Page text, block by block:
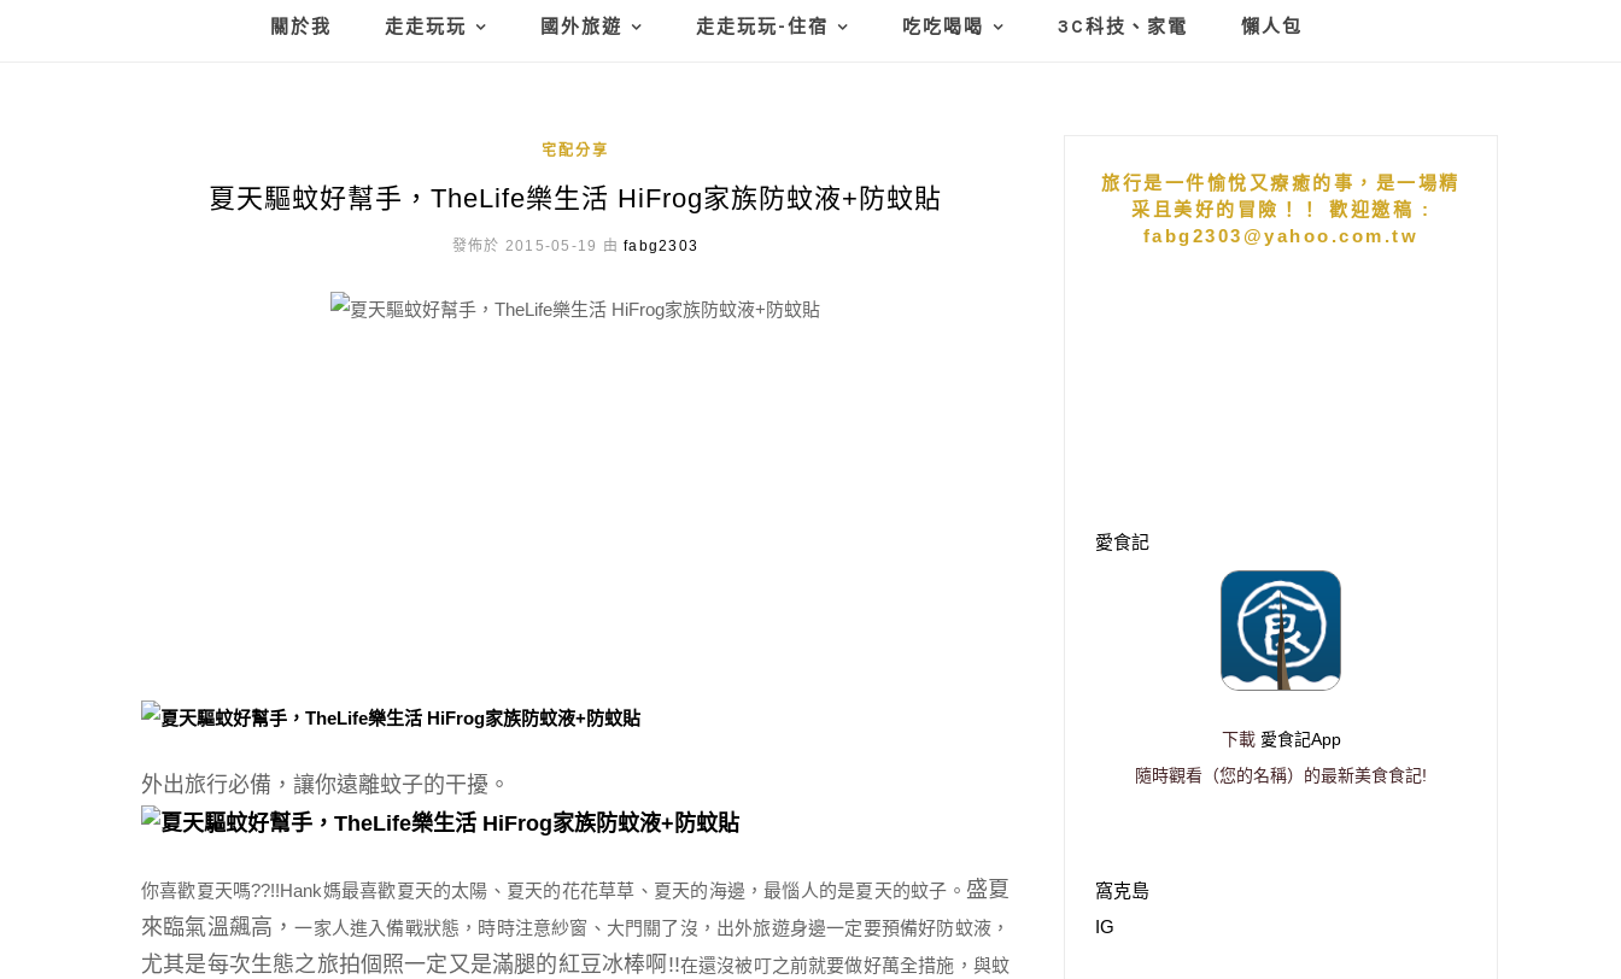
關於我 走走玩玩 國外旅遊 走走玩玩-住宿 吃吃喝喝 3C科技、家電 懶人包
宅配分享
夏天驅蚊好幫手，TheLife樂生活 HiFrog家族防蚊液+防蚊貼
發佈於 2015-05-19 由fabg2303
外出旅行必備，讓你遠離蚊子的干擾。
你喜歡夏天嗎??!!Hank媽最喜歡夏天的太陽、夏天的花花草草、夏天的海邊，最惱人的是夏天的蚊子。 盛夏
來臨氣溫飆高，一家人進入備戰狀態，時時注意紗窗、大門關了沒，出外旅遊身邊一定要預備好防蚊液，
尤其是每次生態之旅拍個照一定又是滿腿的紅豆冰棒啊!!在還沒被叮之前就要做好萬全措施，與蚊
旅行是一件愉悅又療癒的事，是一場精
采且美好的冒險！！ 歡迎邀稿 :
fabg2303@yahoo.com.tw
愛食記
下載 愛食記App
隨時觀看（您的名稱）的最新美食食記!
窩克島
IG